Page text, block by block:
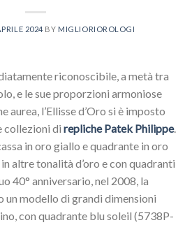
2024 BY MIGLIORIOROLOGI
riconoscibile, a metà tra
e le sue proporzioni armoniose
aurea, l’Ellisse d’Oro si è imposto
collezioni di repliche Patek Philippe.
in oro giallo e quadrante in oro
altre tonalità d’oro e con quadranti
40° anniversario, nel 2008, la
modello di grandi dimensioni
con quadrante blu soleil (5738P-